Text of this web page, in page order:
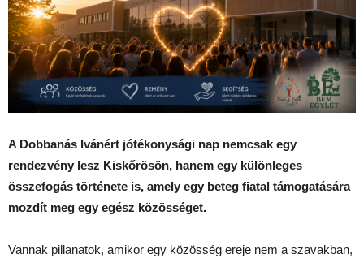
A Dobbanás Ivánért jótékonysági nap nemcsak egy
rendezvény lesz Kiskőrösön, hanem egy különleges
összefogás története is, amely egy beteg fiatal támogatására
mozdít meg egy egész közösséget.
Vannak pillanatok, amikor egy közösség ereje nem a szavakban,